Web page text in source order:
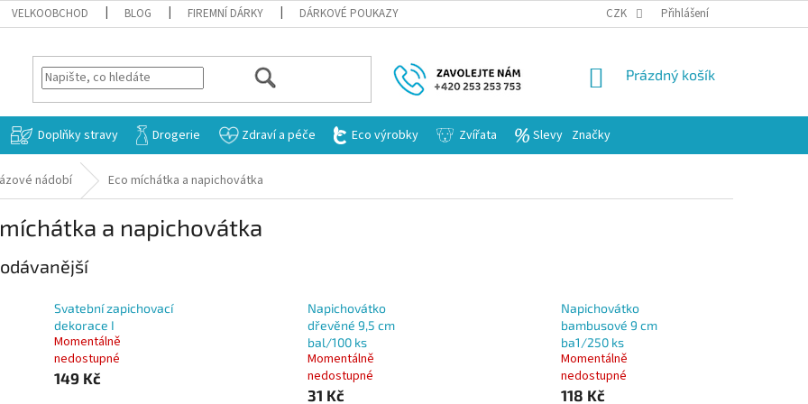
VELKOOBCHOD BLOG FIREMNÍ DÁRKY DÁRKOVÉ POUKAZY CZK Přihlášení
HLEDAT
NÁKUPNÍ
Prázdný košík
Doplňky stravy Drogerie Zdraví a péče Eco výrobky Zvířata Slevy Značky
nádobí Eco míchátka a napichovátka
a napichovátka
Svatební zapichovací
dekorace I
Momentálně
nedostupné
149 Kč
Napichovátko
dřevěné 9,5 cm
bal/100 ks
Momentálně
nedostupné
31 Kč
Napichovátko
bambusové 9 cm
ba1/250 ks
Momentálně
nedostupné
118 Kč